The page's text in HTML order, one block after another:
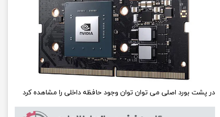
در پشت بورد اصلی می توان توان وجود حافظه داخلی را مشاهده کرد